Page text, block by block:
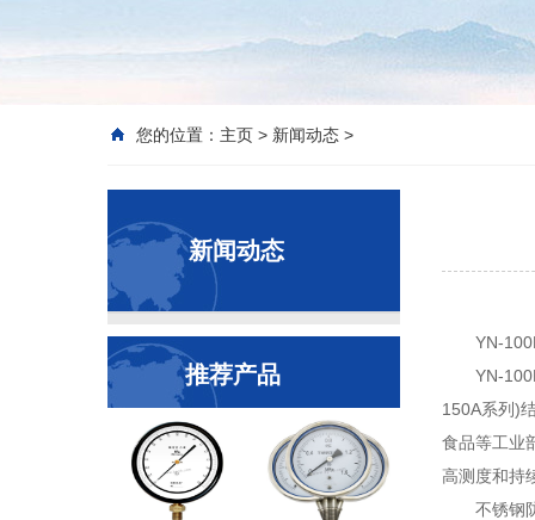
您的位置： 主页 > 新闻动态 >
新闻动态
推荐产品
YN-
YN-
150A系列)
食品等工业
高测度和持
不锈钢